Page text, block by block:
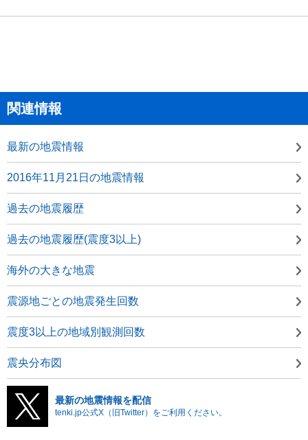
関連情報
最新の地震情報
2016年11月21日の地震情報
過去の地震履歴
過去の地震履歴(震度3以上)
海外の大きな地震
震源地ごとの地震発生回数
震度3以上の地域別観測回数
震央分布図
最新の地震情報を配信
tenki.jp公式X（旧Twitter）をご利用ください。